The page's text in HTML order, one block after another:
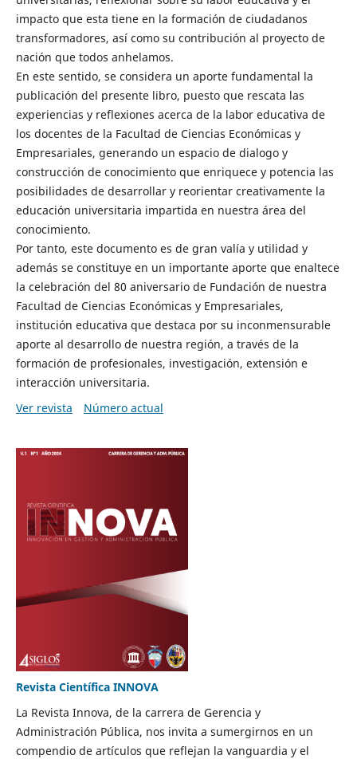
impacto que esta tiene en la formación de ciudadanos
transformadores, así como su contribución al proyecto de
nación que todos anhelamos.
En este sentido, se considera un aporte fundamental la
publicación del presente libro, puesto que rescata las
experiencias y reflexiones acerca de la labor educativa de
los docentes de la Facultad de Ciencias Económicas y
Empresariales, generando un espacio de dialogo y
construcción de conocimiento que enriquece y potencia las
posibilidades de desarrollar y reorientar creativamente la
educación universitaria impartida en nuestra área del
conocimiento.
Por tanto, este documento es de gran valía y utilidad y
además se constituye en un importante aporte que enaltece
la celebración del 80 aniversario de Fundación de nuestra
Facultad de Ciencias Económicas y Empresariales,
institución educativa que destaca por su inconmensurable
aporte al desarrollo de nuestra región, a través de la
formación de profesionales, investigación, extensión e
interacción universitaria.
Ver revista
Número actual
Revista Científica INNOVA
La Revista Innova, de la carrera de Gerencia y
Administración Pública, nos invita a sumergirnos en un
compendio de artículos que reflejan la vanguardia y el